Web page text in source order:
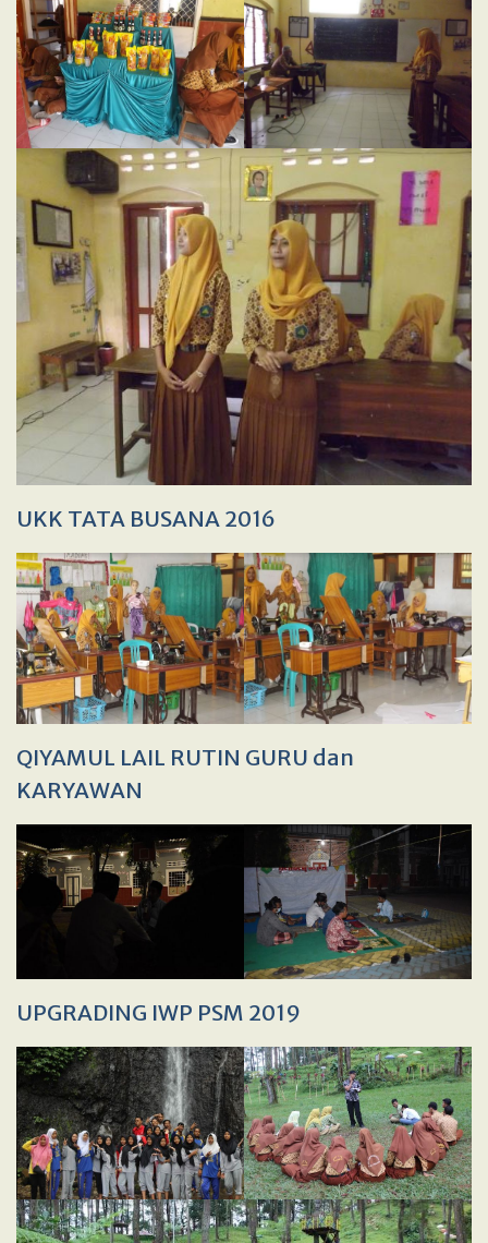
UKK TATA BUSANA 2016
QIYAMUL LAIL RUTIN GURU dan
KARYAWAN
UPGRADING IWP PSM 2019